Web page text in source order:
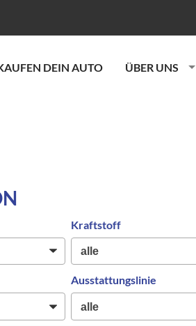
DEIN AUTO ÜBER UNS
Kraftstoff
Ausstattungslinie